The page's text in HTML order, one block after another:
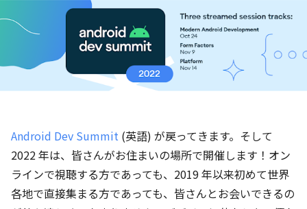
Android Dev Summit (英語) が戻ってきます。そして
2022 年は、皆さんがお住まいの場所で開催します！オン
ラインで視聴する方であっても、2019 年以来初めて世界
各地で直接集まる方であっても、皆さんとお会いできるの